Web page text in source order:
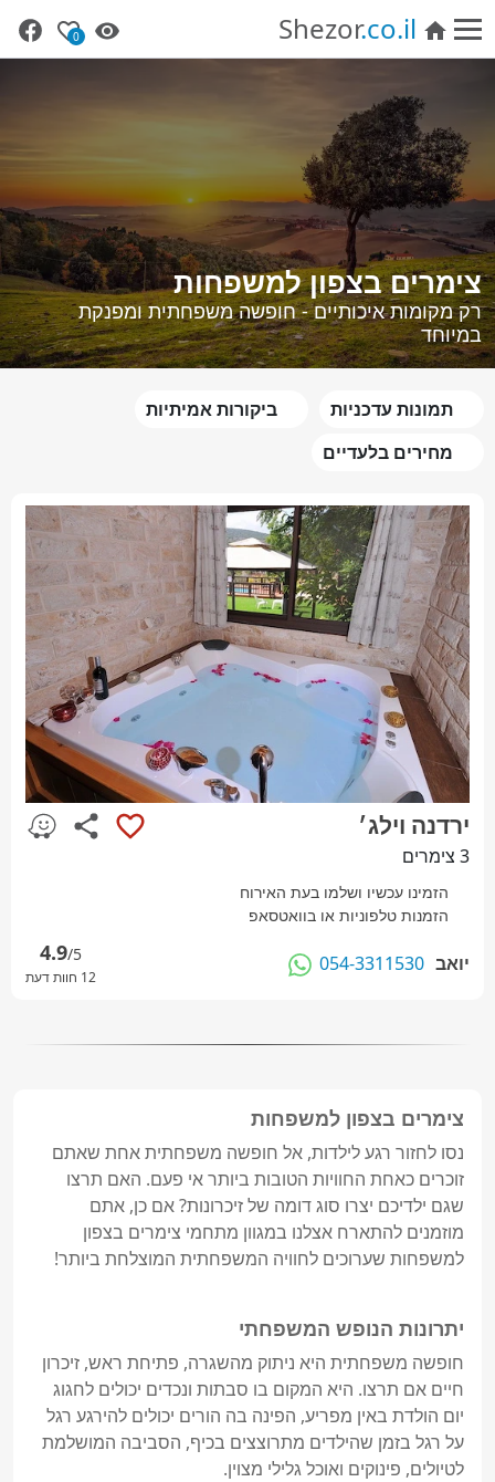
Shezor.co.il
0
צימרים בצפון למשפחות
רק מקומות איכותיים - חופשה משפחתית ומפנקת
במיוחד
תמונות עדכניות
ביקורות אמיתיות
מחירים בלעדיים
ירדנה וילג׳
3 צימרים
הזמינו עכשיו ושלמו בעת האירוח
הזמנות טלפוניות או בוואטסאפ
יואב 054-3311530
4.9/5
12 חוות דעת
צימרים בצפון למשפחות
נסו לחזור רגע לילדות, אל חופשה משפחתית אחת שאתם
זוכרים כאחת החוויות הטובות ביותר אי פעם. האם תרצו
שגם ילדיכם יצרו סוג דומה של זיכרונות? אם כן, אתם
מוזמנים להתארח אצלנו במגוון מתחמי צימרים בצפון
למשפחות שערוכים לחוויה המשפחתית המוצלחת ביותר!
יתרונות הנופש המשפחתי
חופשה משפחתית היא ניתוק מהשגרה, פתיחת ראש, זיכרון
חיים אם תרצו. היא המקום בו סבתות ונכדים יכולים לחגוג
יום הולדת באין מפריע, הפינה בה הורים יכולים להירגע רגל
על רגל בזמן שהילדים מתרוצצים בכיף, הסביבה המושלמת